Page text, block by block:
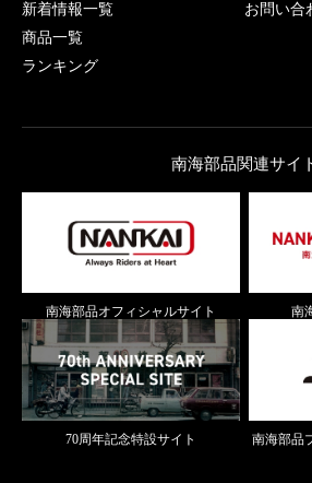
新着情報一覧
商品一覧
ランキング
お問い合
南海部品関連サイ
南海部品オフィシャルサイト 南
70周年記念特設サイト
南海部品